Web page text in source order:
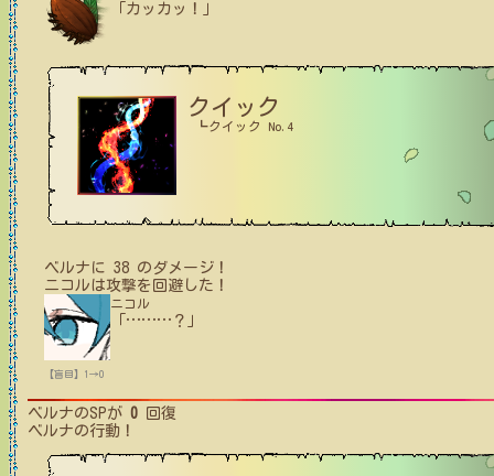
「カッカッ！」
クイック
┗クイック No.4
ベルナ に 38 のダメージ！
ニコルは攻撃を回避した！
ニコル
……… ？」
【盲目】1→0
ベルナのSPが 0 回復
ベルナの行動！